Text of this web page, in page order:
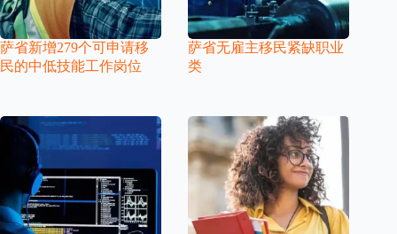
萨省新增279个可申请移
民的中低技能工作岗位
萨省无雇主移民紧缺职业
类